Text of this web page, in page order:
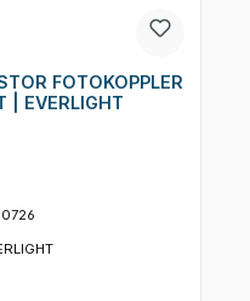
FOTOKOPPLER
| EVERLIGHT